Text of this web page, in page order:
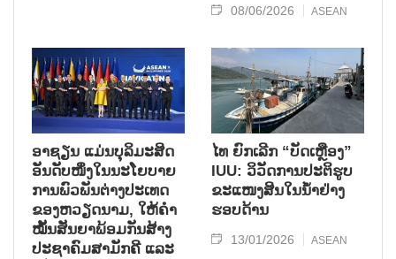
08/06/2026 ASEAN
ອາຊຽນ ແມ່ນບຸລິມະສິດ
ອັນດັບໜຶ່ງໃນນະໂຍບາຍ
ການພົວພັນຕ່າງປະເທດ
ຂອງຫວຽດນາມ, ໃຫ້ຄໍາ
ໝັ້ນສັນຍາພ້ອມກັນສ້າງ
ປະຊາຄົມສາມັກຄີ ແລະ
ໄທ ຍົກເລີກ “ບັດເຫຼືອງ”
IUU: ວິວັດການປະຕິຮູບ
ຂະແໜງສິນໃນນ້ຳຢ່າງ
ຮອບດ້ານ
13/01/2026 ASEAN